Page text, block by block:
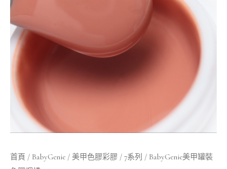
首頁 / BabyGenie / 美甲色膠彩膠 / 7系列 / BabyGenie美甲罐裝
色
膠
烟
橘
數
量